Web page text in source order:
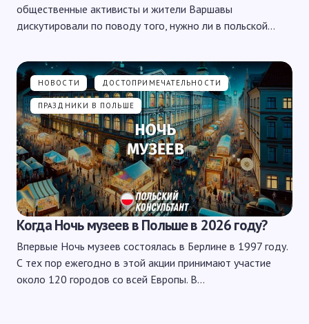
общественные активисты и жители Варшавы
дискутировали по поводу того, нужно ли в польской…
НОВОСТИ ДОСТОПРИМЕЧАТЕЛЬНОСТИ
ПРАЗДНИКИ В ПОЛЬШЕ
Когда Ночь музеев в Польше в 2026 году?
Впервые Ночь музеев состоялась в Берлине в 1997 году.
С тех пор ежегодно в этой акции принимают участие
около 120 городов со всей Европы. В…